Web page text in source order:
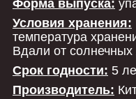
Форма выпуска:
Условия хранения:
температура
Вдали от солнечных
Срок годности: 5
Производитель: